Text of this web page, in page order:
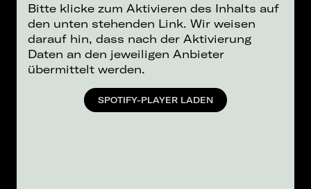
Bitte klicke zum Aktivieren des Inhalts auf
den unten stehenden Link. Wir weisen
darauf hin, dass nach der Aktivierung
Daten an den jeweiligen Anbieter
übermittelt werden.
SPOTIFY-PLAYER LADEN